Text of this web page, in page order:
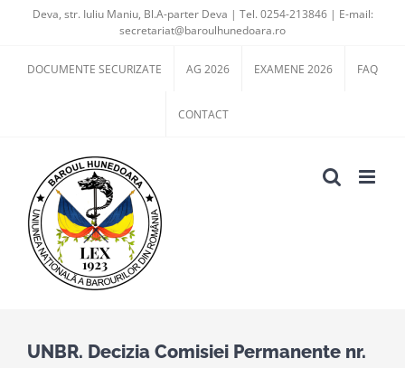
content
Deva, str. Iuliu Maniu, Bl.A-parter Deva | Tel. 0254-213846 | E-mail:
secretariat@baroulhunedoara.ro
DOCUMENTE SECURIZATE AG 2026 EXAMENE 2026 FAQ
CONTACT
UNBR. Decizia Comisiei Permanente nr.